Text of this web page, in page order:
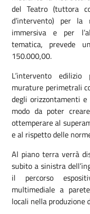
del Teatro (tuttora
d’intervento) per la
immersiva e per
tematica, prevede
150.000,00.
L’intervento
murature perimetrali
degli orizzontamenti
modo da poter
ottemperare al
e al rispetto delle
Al piano terra verrà
subito a sinistra
il percorso
multimediale a
locali nella